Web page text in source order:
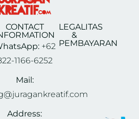
CONTACT
+62
1166-6252
Mail:
Address:
LEGALITAS
&
PEMBAYARAN